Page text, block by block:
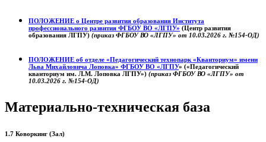
ПОЛОЖЕНИЕ о Центре развития образования Института
профессионального развития ФГБОУ ВО «ЛГПУ» (Центр развития
образования ЛГПУ) (приказ ФГБОУ ВО «ЛГПУ» от 10.03.2026 г. №154-ОД)
ПОЛОЖЕНИЕ об отделе «Педагогический технопарк «Кванториум» имени
Льва Михайловича Лоповка» ФГБОУ ВО «ЛГПУ» («Педагогический
кванториум им. Л.М. Лоповка ЛГПУ») (приказ ФГБОУ ВО «ЛГПУ» от
10.03.2026 г. №154-ОД)
Материально-техническая база
1.7 Коворкинг (Зал)